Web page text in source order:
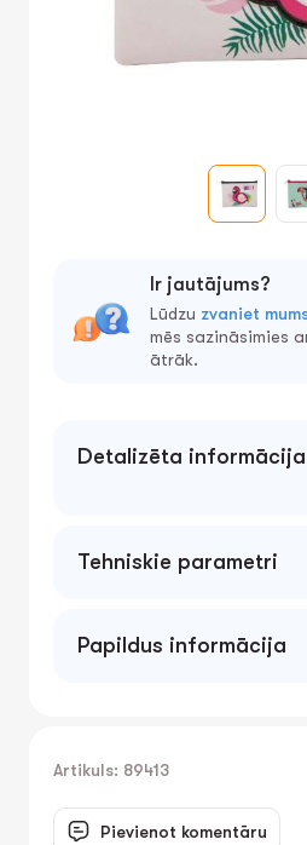
Ir jautājums?
Lūdzu zvaniet
mēs sazināsimies
ātrāk.
Detalizēta informācija
Tehniskie parametri
Papildus informācija
Artikuls: 89413
Pievienot komentāru